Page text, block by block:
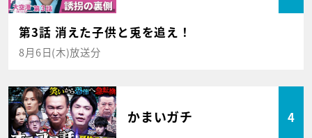
第3話 消えた子供と兎を追え！
8月6日(木)放送分
かまいガチ 4